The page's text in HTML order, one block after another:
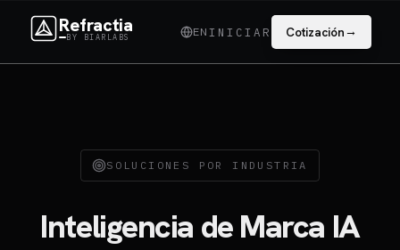
Refractia
BY BIARLABS ENINICIAR Cotización→
SOLUCIONES POR INDUSTRIA
Inteligencia de Marca IA